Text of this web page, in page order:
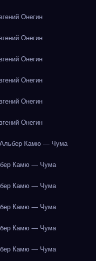
Онегин
Онегин
Онегин
Онегин
Онегин
Онегин
Альбер Камю — Чума
Камю — Чума
Камю — Чума
Камю — Чума
Камю — Чума
Камю — Чума